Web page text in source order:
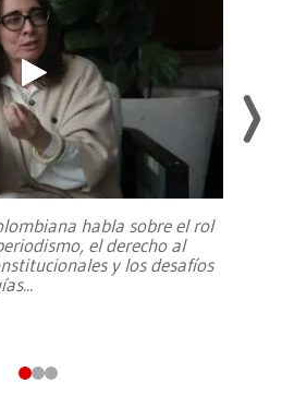
habla sobre el rol
el derecho al
y los desafíos
...